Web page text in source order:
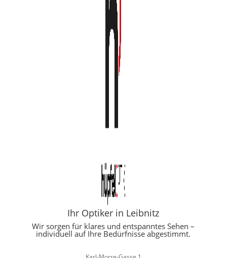
Ihr Optiker in Leibnitz
Wir sorgen für klares und entspanntes Sehen –
individuell auf Ihre Bedürfnisse abgestimmt.